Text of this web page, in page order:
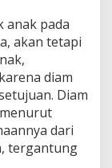
anak pada
akan tetapi
diam
Diam
dari
tergantung